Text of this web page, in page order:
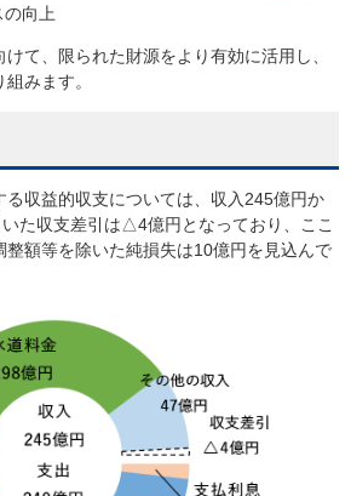
向上
て、限られた財源をより有効に活用し、
みます。
る収益的収支については、収入245億円か
た収支差引は△4億円となっており、ここ
整額等を除いた純損失は10億円を見込んで